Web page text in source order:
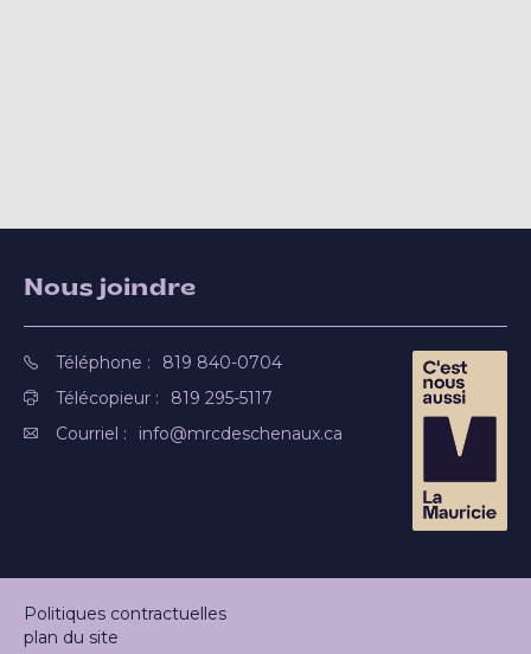
Nous joindre
Téléphone :
819 840-0704
Télécopieur :
819 295-5117
Courriel :
info@mrcdeschenaux.ca
Politiques contractuelles
plan du site